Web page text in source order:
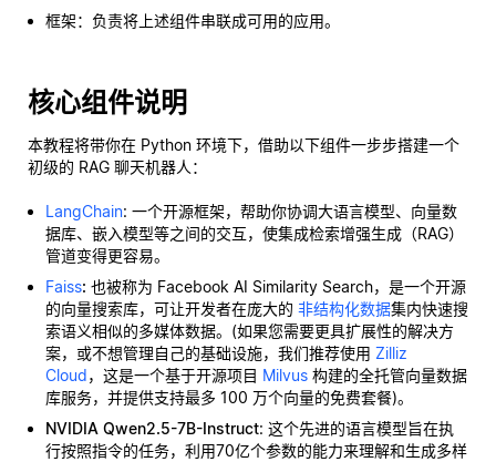
框架：负责将上述组件串联成可用的应用。
核心组件说明
本教程将带你在 Python 环境下，借助以下组件一步步搭建一个
初级的 RAG 聊天机器人：
LangChain: 一个开源框架，帮助你协调大语言模型、向量数
据库、嵌入模型等之间的交互，使集成检索增强生成（RAG）
管道变得更容易。
Faiss: 也被称为 Facebook AI Similarity Search，是一个开源
的向量搜索库，可让开发者在庞大的 非结构化数据集内快速搜
索语义相似的多媒体数据。(如果您需要更具扩展性的解决方
案，或不想管理自己的基础设施，我们推荐使用 Zilliz
Cloud，这是一个基于开源项目 Milvus 构建的全托管向量数据
库服务，并提供支持最多 100 万个向量的免费套餐)。
NVIDIA Qwen2.5-7B-Instruct: 这个先进的语言模型旨在执
行按照指令的任务，利用70亿个参数的能力来理解和生成多样